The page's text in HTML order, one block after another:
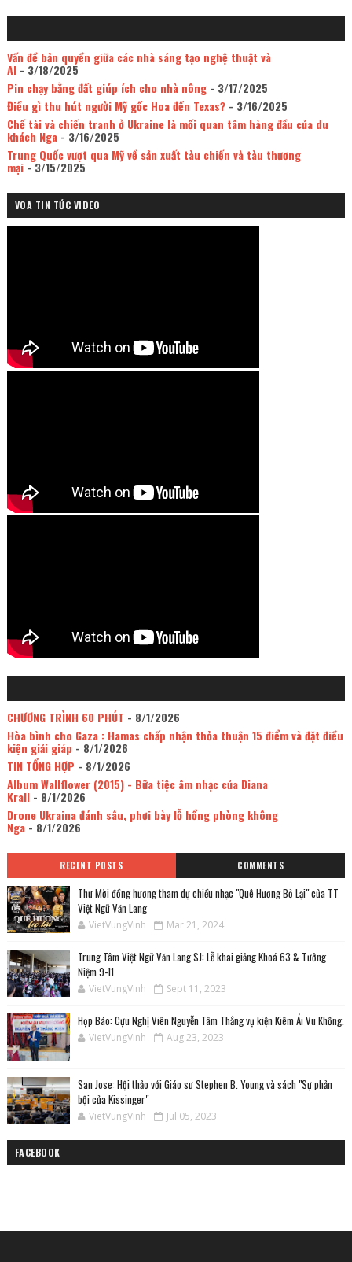
Vấn đề bản quyền giữa các nhà sáng tạo nghệ thuật và
AI- 3/18/2025
Pin chạy bằng đất giúp ích cho nhà nông- 3/17/2025
Điều gì thu hút người Mỹ gốc Hoa đến Texas?- 3/16/2025
Chế tài và chiến tranh ở Ukraine là mối quan tâm hàng đầu của du
khách Nga- 3/16/2025
Trung Quốc vượt qua Mỹ về sản xuất tàu chiến và tàu thương
mại- 3/15/2025
VOA TIN TỨC VIDEO
CHƯƠNG TRÌNH 60 PHÚT - 8/1/2026
Hòa bình cho Gaza : Hamas chấp nhận thỏa thuận 15 điểm và đặt điều
kiện giải giáp - 8/1/2026
TIN TỔNG HỢP - 8/1/2026
Album Wallflower (2015) - Bữa tiệc âm nhạc của Diana
Krall- 8/1/2026
Drone Ukraina đánh sâu, phơi bày lỗ hổng phòng không
Nga- 8/1/2026
RECENT POSTS COMMENTS
Thư Mời đồng hương tham dự chiều nhạc "Quê Hương Bỏ Lại" của TT
Việt Ngữ Văn Lang
VietVungVinh Mar 21, 2024
Trung Tâm Việt Ngữ Văn Lang SJ: Lễ khai giảng Khoá 63 & Tưởng
Niệm 9-11
VietVungVinh Sept 11, 2023
Họp Báo: Cựu Nghị Viên Nguyễn Tâm Thắng vụ kiện Kiêm Ái Vu Khống.
VietVungVinh Aug 23, 2023
San Jose: Hội thảo với Giáo sư Stephen B. Young và sách "Sự phản
bội của Kissinger"
VietVungVinh Jul 05, 2023
FACEBOOK